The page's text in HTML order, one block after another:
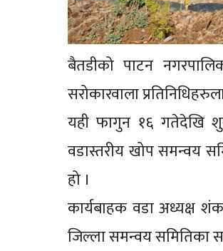
बैतडीको पाटन
सरोकारवाला
यही फागुन १६ गतेदेखि
वडास्तरीय खोप समन्वय
हो ।
कार्यबाहक वडा अध्यक्ष
जिल्ला समन्वय समितिका